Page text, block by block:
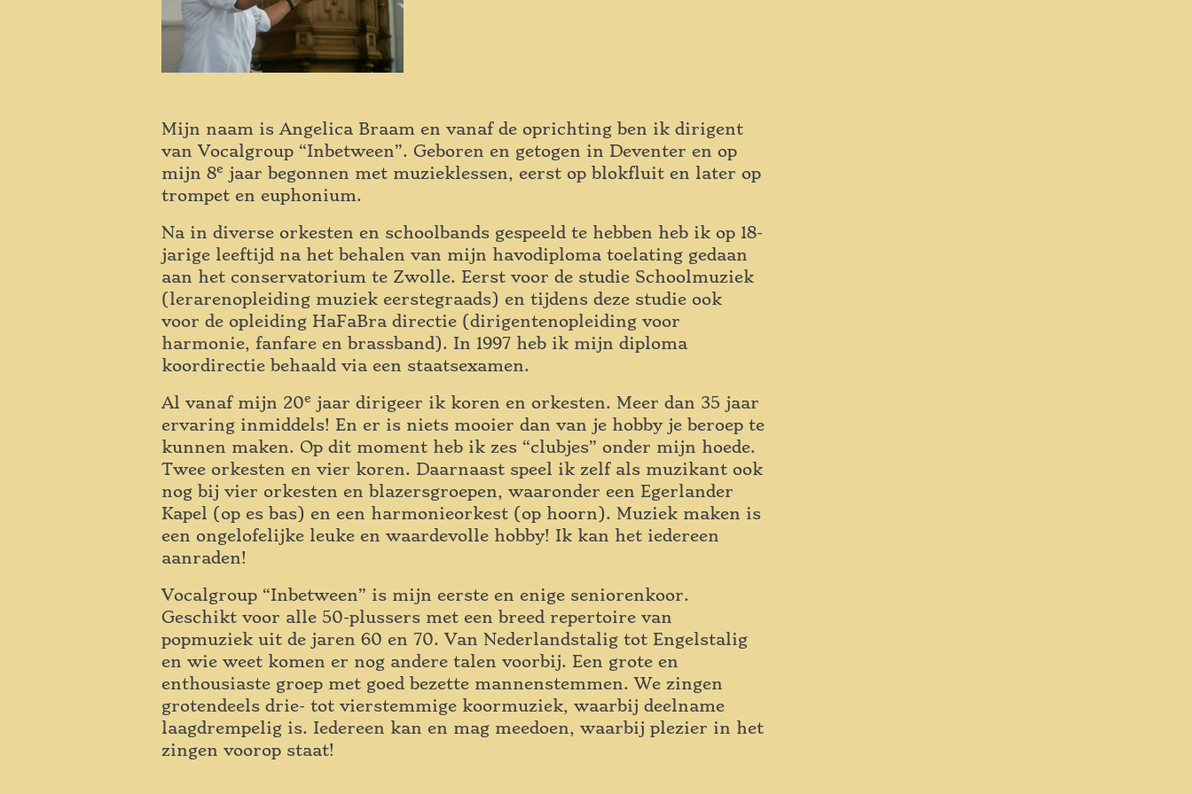
Mijn naam is Angelica Braam en vanaf de oprichting ben ik dirigent
van Vocalgroup “Inbetween”. Geboren en getogen in Deventer en op
mijn 8e jaar begonnen met muzieklessen, eerst op blokfluit en later op
trompet en euphonium.
Na in diverse orkesten en schoolbands gespeeld te hebben heb ik op 18-
jarige leeftijd na het behalen van mijn havodiploma toelating gedaan
aan het conservatorium te Zwolle. Eerst voor de studie Schoolmuziek
(lerarenopleiding muziek eerstegraads) en tijdens deze studie ook
voor de opleiding HaFaBra directie (dirigentenopleiding voor
harmonie, fanfare en brassband). In 1997 heb ik mijn diploma
koordirectie behaald via een staatsexamen.
Al vanaf mijn 20e jaar dirigeer ik koren en orkesten. Meer dan 35 jaar
ervaring inmiddels! En er is niets mooier dan van je hobby je beroep te
kunnen maken. Op dit moment heb ik zes “clubjes” onder mijn hoede.
Twee orkesten en vier koren. Daarnaast speel ik zelf als muzikant ook
nog bij vier orkesten en blazersgroepen, waaronder een Egerlander
Kapel (op es bas) en een harmonieorkest (op hoorn). Muziek maken is
een ongelofelijke leuke en waardevolle hobby! Ik kan het iedereen
aanraden!
Vocalgroup “Inbetween” is mijn eerste en enige seniorenkoor.
Geschikt voor alle 50-plussers met een breed repertoire van
popmuziek uit de jaren 60 en 70. Van Nederlandstalig tot Engelstalig
en wie weet komen er nog andere talen voorbij. Een grote en
enthousiaste groep met goed bezette mannenstemmen. We zingen
grotendeels drie- tot vierstemmige koormuziek, waarbij deelname
laagdrempelig is. Iedereen kan en mag meedoen, waarbij plezier in het
zingen voorop staat!